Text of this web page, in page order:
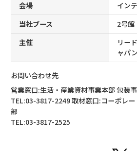
会場
イン
当社ブース
2号
主催
リー
ャパ
お問い合わせ先
営業窓口:生活・産業資材事業本部 包装
TEL:03-3817-2249取材窓口:コーポレ
部
TEL:03-3817-2525